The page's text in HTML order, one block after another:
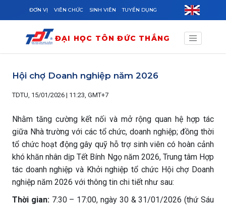
Skip to main content
ĐƠN VỊ VIÊN CHỨC SINH VIÊN TUYỂN DỤNG
ĐẠI HỌC TÔN ĐỨC THẮNG
Hội chợ Doanh nghiệp năm 2026
TDTU, 15/01/2026 | 11:23, GMT+7
Nhằm tăng cường kết nối và mở rộng quan hệ hợp tác
giữa Nhà trường với các tổ chức, doanh nghiệp; đồng thời
tổ chức hoạt động gây quỹ hỗ trợ sinh viên có hoàn cảnh
khó khăn nhân dịp Tết Bính Ngọ năm 2026, Trung tâm Hợp
tác doanh nghiệp và Khởi nghiệp tổ chức Hội chợ Doanh
nghiệp năm 2026 với thông tin chi tiết như sau:
Thời gian:7:30 – 17:00, ngày 30 & 31/01/2026 (thứ Sáu